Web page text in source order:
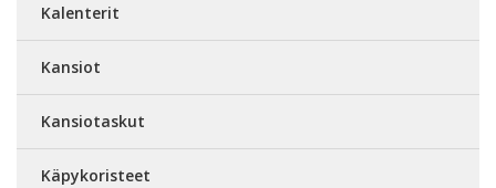
Kalenterit
Kansiot
Kansiotaskut
Käpykoristeet